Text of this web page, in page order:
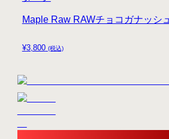
¥3,800 (税込)
Maple Raw RAWチョコガナッシ